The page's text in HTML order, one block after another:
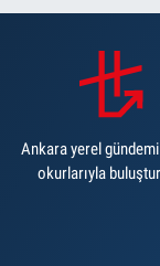
Ankara yerel
okurlarıyla